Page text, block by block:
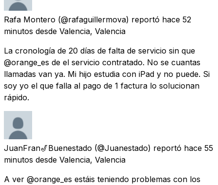
Rafa Montero (@rafaguillermova) reportó hace 52
minutos desde Valencia, Valencia
La cronología de 20 días de falta de servicio sin que
@orange_es de el servicio contratado. No se cuantas
llamadas van ya. Mi hijo estudia con iPad y no puede. Si
soy yo el que falla al pago de 1 factura lo solucionan
rápido.
JuanFran🎷Buenestado (@Juanestado) reportó hace 55
minutos desde Valencia, Valencia
A ver @orange_es estáis teniendo problemas con los